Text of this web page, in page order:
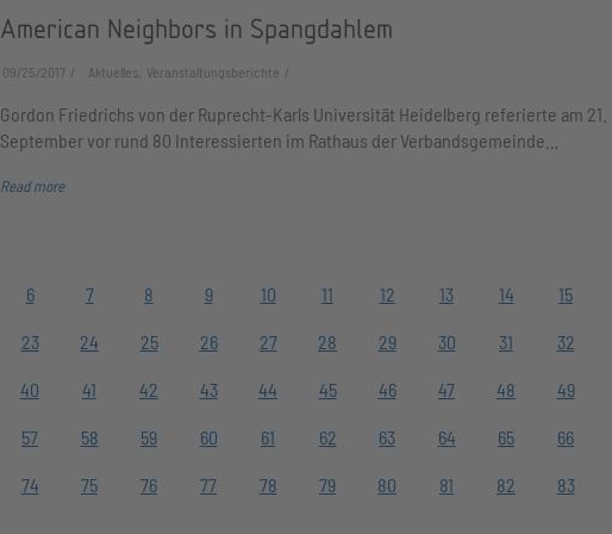
American Neighbors in Spangdahlem
09/25/2017 Aktuelles, Veranstaltungsberichte
Gordon Friedrichs von der Ruprecht-Karls Universität Heidelberg referierte am 21.
September vor rund 80 Interessierten im Rathaus der Verbandsgemeinde…
Read more
6 7 8 9 10 11 12 13 14 15
23 24 25 26 27 28 29 30 31 32
40 41 42 43 44 45 46 47 48 49
57 58 59 60 61 62 63 64 65 66
74 75 76 77 78 79 80 81 82 83